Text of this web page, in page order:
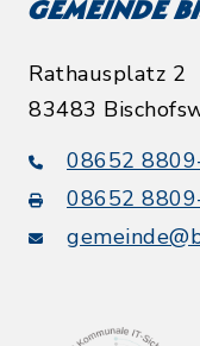
Gemeinde
Rathausplatz 2
83483
08652
08652